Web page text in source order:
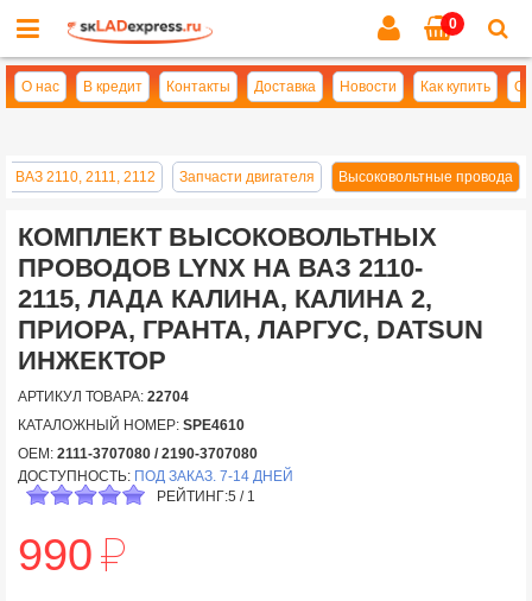
0
О нас В кредит Контакты Доставка Новости Как купить
ВАЗ 2110, 2111, 2112 Запчасти двигателя Высоковольтные провода
КОМПЛЕКТ ВЫСОКОВОЛЬТНЫХ
ПРОВОДОВ LYNX НА ВАЗ 2110-
2115, ЛАДА КАЛИНА, КАЛИНА 2,
ПРИОРА, ГРАНТА, ЛАРГУС, DATSUN
ИНЖЕКТОР
АРТИКУЛ ТОВАРА: 22704
КАТАЛОЖНЫЙ НОМЕР: SPE4610
OEM: 2111-3707080 / 2190-3707080
ДОСТУПНОСТЬ: ПОД ЗАКАЗ. 7-14 ДНЕЙ
РЕЙТИНГ:5 / 1
990й